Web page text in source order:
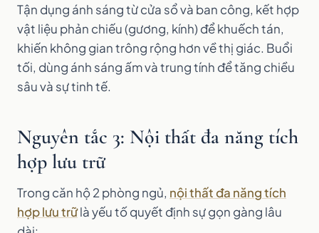
Tận dụng ánh sáng từ cửa sổ và ban công, kết hợp
vật liệu phản chiếu (gương, kính) để khuếch tán,
khiến không gian trông rộng hơn về thị giác. Buổi
tối, dùng ánh sáng ấm và trung tính để tăng chiều
sâu và sự tinh tế.
Nguyên tắc 3: Nội thất đa năng tích
hợp lưu trữ
Trong căn hộ 2 phòng ngủ, nội thất đa năng tích
hợp lưu trữlà yếu tố quyết định sự gọn gàng lâu